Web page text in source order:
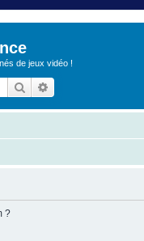
de jeux vidéo !
Rechercher
?